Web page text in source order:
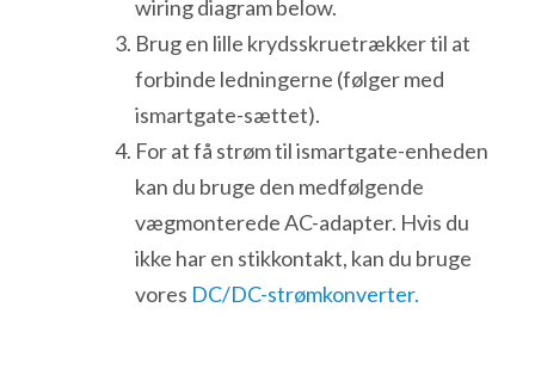
wiring diagram below.
Brug en lille krydsskruetrækker til at
forbinde ledningerne (følger med
ismartgate-sættet).
For at få strøm til ismartgate-enheden
kan du bruge den medfølgende
vægmonterede AC-adapter. Hvis du
ikke har en stikkontakt, kan du bruge
vores DC/DC-strømkonverter.